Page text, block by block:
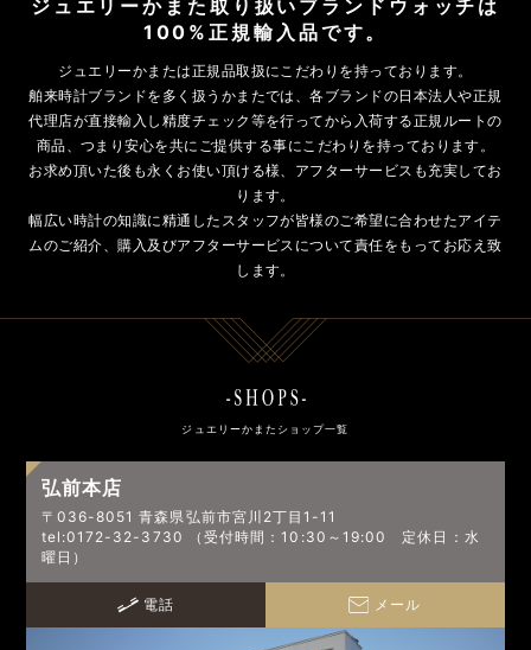
ジュエリーかまた取り扱いブランドウォッチは
100%正規輸入品です。
ジュエリーかまたは正規品取扱にこだわりを持っております。
舶来時計ブランドを多く扱うかまたでは、各ブランドの日本法人や正規
代理店が直接輸入し精度チェック等を行ってから入荷する正規ルートの
商品、つまり安心を共にご提供する事にこだわりを持っております。
お求め頂いた後も永くお使い頂ける様、アフターサービスも充実してお
ります。
幅広い時計の知識に精通したスタッフが皆様のご希望に合わせたアイテ
ムのご紹介、購入及びアフターサービスについて責任をもってお応え致
します。
ジュエリーかまたショップ一覧
弘前本店
〒036-8051 青森県弘前市宮川2丁目1-11
tel:0172-32-3730 （受付時間：10:30～19:00 定休日：水
曜日）
電話 メール